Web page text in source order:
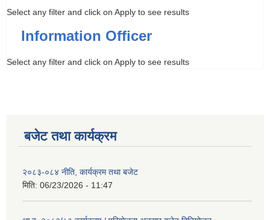
Select any filter and click on Apply to see results
Information Officer
Select any filter and click on Apply to see results
बजेट तथा कार्यक्रम
२०८३-०८४ नीति, कार्यक्रम तथा बजेट
मिति: 06/23/2026 - 11:47